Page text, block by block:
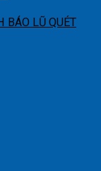
LŨ QUÉT